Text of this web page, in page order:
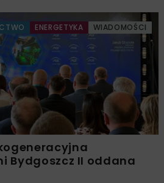
ENERGETYKA WIADOMOŚCI
Bydgoszcz II oddana